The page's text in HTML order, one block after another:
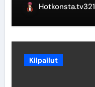
Hotkonsta.tv321
Kilpailut